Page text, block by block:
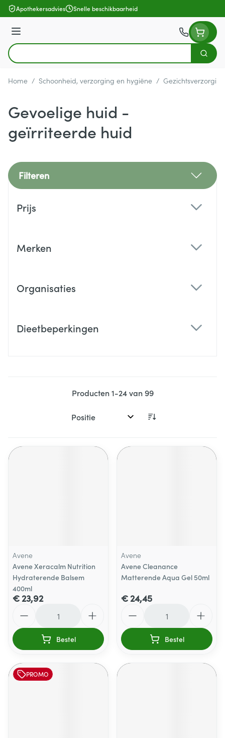
Ga naar de inhoud
Apothekersadvies Snelle beschikbaarheid
Menu
Product, merk, categorie...
Zoek
Home / Schoonheid, verzorging en hygiëne / Gezichtsverzorging
Gevoelige huid -
geïrriteerde huid
Filteren
Prijs
Merken
Organisaties
Dieetbeperkingen
Producten1-24van99
Sorteer op:
Avene
Avene Xeracalm Nutrition
Hydraterende Balsem
400ml
€ 23,92
Bestel
Avene
Avene Cleanance
Matterende Aqua Gel 50ml
€ 24,45
Bestel
PROMO